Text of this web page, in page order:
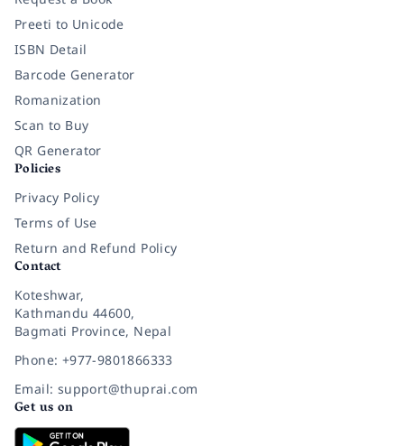
Preeti to Unicode
ISBN Detail
Barcode Generator
Romanization
Scan to Buy
QR Generator
Policies
Privacy Policy
Terms of Use
Return and Refund Policy
Contact
Koteshwar,
Kathmandu 44600,
Bagmati Province, Nepal
Phone: +977-9801866333
Email: support@thuprai.com
Get us on